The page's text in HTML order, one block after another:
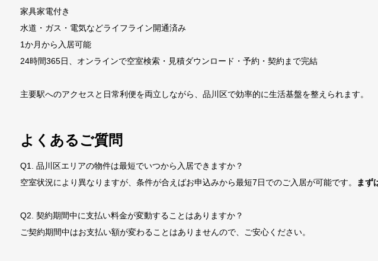
家具家電付き
水道・ガス・電気などライフライン開通済み
1か月から入居可能
24時間365日、オンラインで空室検索・見積ダウンロード・予約・契約まで完結
主要駅へのアクセスと日常利便を両立しながら、品川区で効率的に生活基盤を整えられます。
よくあるご質問
Q1. 品川区エリアの物件は最短でいつから入居できますか？
空室状況により異なりますが、条件が合えばお申込みから最短7日でのご入居が可能です。
まず
Q2. 契約期間中に支払い料金が変動することはありますか？
ご契約期間中はお支払い額が変わることはありませんので、ご安心ください。